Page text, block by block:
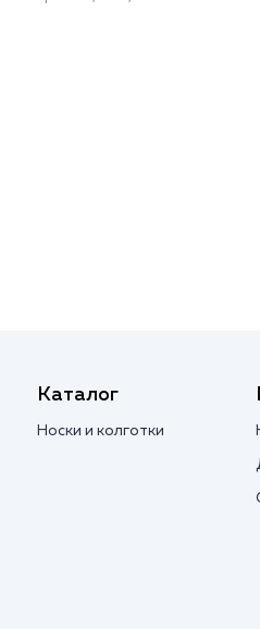
Каталог
Носки и колготки